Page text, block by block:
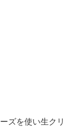
ズを使い生クリ